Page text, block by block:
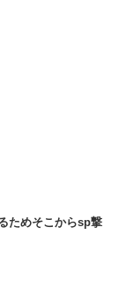
ためそこからsp撃